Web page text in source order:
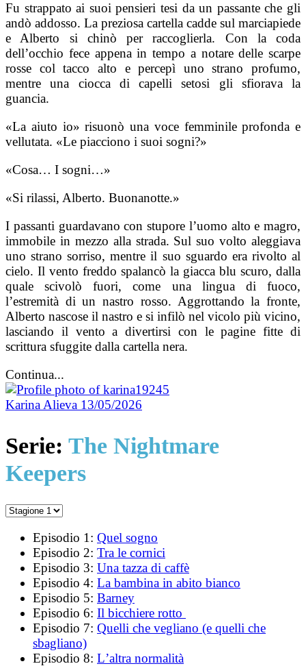
Fu strappato ai suoi pensieri tesi da un passante che gli
andò addosso. La preziosa cartella cadde sul marciapiede
e Alberto si chinò per raccoglierla. Con la coda
dell’occhio fece appena in tempo a notare delle scarpe
rosse col tacco alto e percepì uno strano profumo,
mentre una ciocca di capelli setosi gli sfiorava la
guancia.
«La aiuto io» risuonò una voce femminile profonda e
vellutata. «Le piacciono i suoi sogni?»
«Cosa… I sogni…»
«Si rilassi, Alberto. Buonanotte.»
I passanti guardavano con stupore l’uomo alto e magro,
immobile in mezzo alla strada. Sul suo volto aleggiava
uno strano sorriso, mentre il suo sguardo era rivolto al
cielo. Il vento freddo spalancò la giacca blu scuro, dalla
quale scivolò fuori, come una lingua di fuoco,
l’estremità di un nastro rosso. Aggrottando la fronte,
Alberto nascose il nastro e si infilò nel vicolo più vicino,
lasciando il vento a divertirsi con le pagine fitte di
scrittura sfuggite dalla cartella nera.
Continua...
Karina Alieva 13/05/2026
Serie: The Nightmare
Keepers
Episodio 1: Quel sogno
Episodio 2: Tra le cornici
Episodio 3: Una tazza di caffè
Episodio 4: La bambina in abito bianco
Episodio 5: Barney
Episodio 6: Il bicchiere rotto
Episodio 7: Quelli che vegliano (e quelli che
sbagliano)
Episodio 8: Lʼaltra normalità